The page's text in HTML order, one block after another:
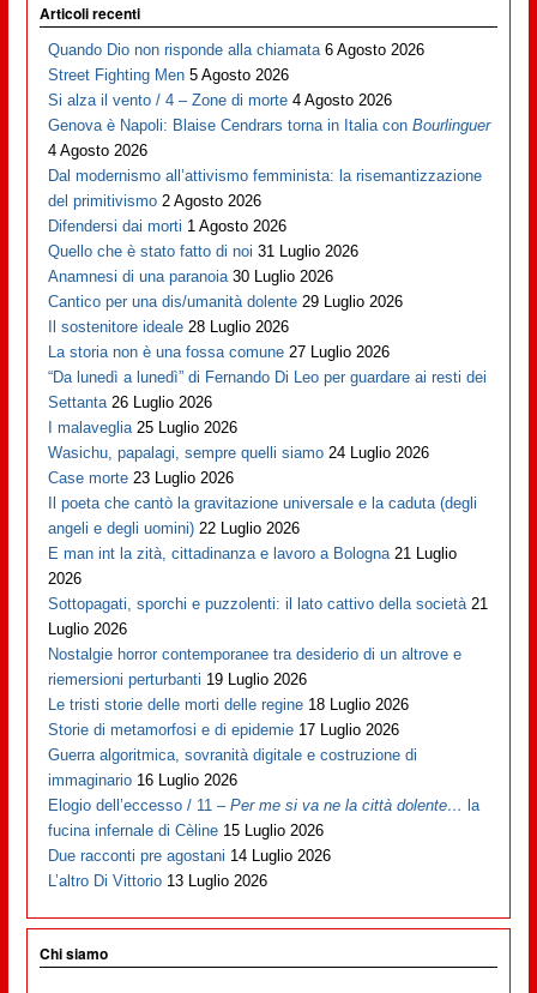
Articoli recenti
Quando Dio non risponde alla chiamata 6 Agosto 2026
Street Fighting Men 5 Agosto 2026
Si alza il vento / 4 – Zone di morte 4 Agosto 2026
Genova è Napoli: Blaise Cendrars torna in Italia conBourlinguer
4 Agosto 2026
Dal modernismo all’attivismo femminista: la risemantizzazione
del primitivismo 2 Agosto 2026
Difendersi dai morti 1 Agosto 2026
Quello che è stato fatto di noi 31 Luglio 2026
Anamnesi di una paranoia 30 Luglio 2026
Cantico per una dis/umanità dolente 29 Luglio 2026
Il sostenitore ideale 28 Luglio 2026
La storia non è una fossa comune 27 Luglio 2026
“Da lunedì a lunedì” di Fernando Di Leo per guardare ai resti dei
Settanta 26 Luglio 2026
I malaveglia 25 Luglio 2026
Wasichu, papalagi, sempre quelli siamo 24 Luglio 2026
Case morte 23 Luglio 2026
Il poeta che cantò la gravitazione universale e la caduta (degli
angeli e degli uomini) 22 Luglio 2026
E man int la zità, cittadinanza e lavoro a Bologna 21 Luglio
2026
Sottopagati, sporchi e puzzolenti: il lato cattivo della società 21
Luglio 2026
Nostalgie horror contemporanee tra desiderio di un altrove e
riemersioni perturbanti 19 Luglio 2026
Le tristi storie delle morti delle regine 18 Luglio 2026
Storie di metamorfosi e di epidemie 17 Luglio 2026
Guerra algoritmica, sovranità digitale e costruzione di
immaginario 16 Luglio 2026
Elogio dell’eccesso / 11 –Per me si va ne la città dolente… la
fucina infernale di Cèline 15 Luglio 2026
Due racconti pre agostani 14 Luglio 2026
L’altro Di Vittorio 13 Luglio 2026
Chi siamo